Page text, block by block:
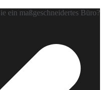
ein maßgeschneidertes Büro?